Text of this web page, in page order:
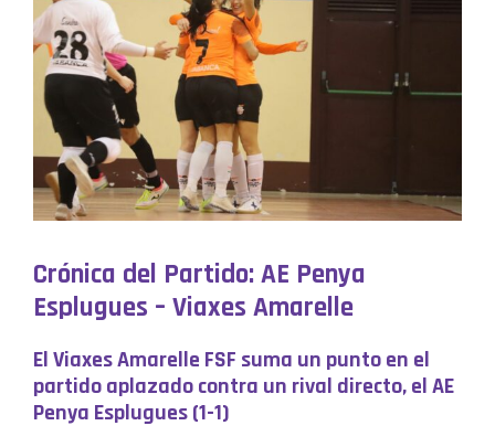
Crónica del Partido: AE Penya
Esplugues – Viaxes Amarelle
El Viaxes Amarelle FSF suma un punto en el
partido aplazado contra un rival directo, el AE
Penya Esplugues (1-1)